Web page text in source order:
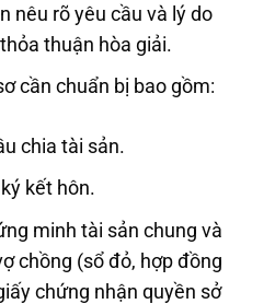
nêu rõ yêu cầu và lý do
thuận hòa giải.
cần chuẩn bị bao gồm:
chia tài sản.
kết hôn.
minh tài sản chung và
chồng (sổ đỏ, hợp đồng
chứng nhận quyền sở